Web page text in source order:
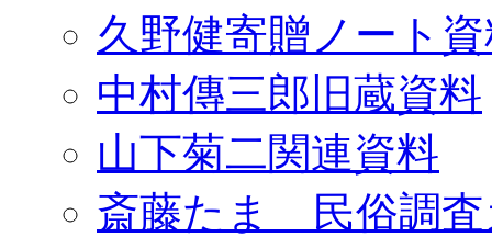
久野健寄贈ノート
中村傳三郎旧蔵資料
山下菊二関連資料
斎藤たま 民俗調査